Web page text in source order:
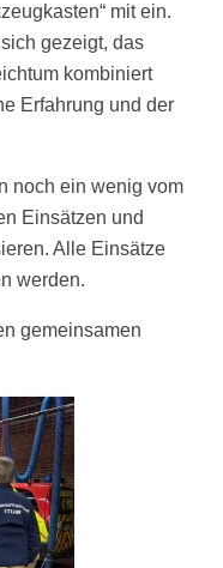
mit ein.
gezeigt, das
kombiniert
Erfahrung und der
noch ein wenig vom
Einsätzen und
Alle Einsätze
werden.
gemeinsamen